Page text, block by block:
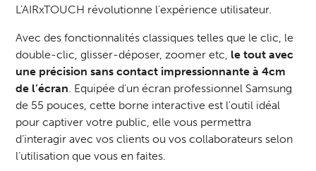
L'AIRxTOUCH révolutionne l'expérience utilisateur.
Avec des fonctionnalités classiques telles que le clic, le
double-clic, glisser-déposer, zoomer etc, le tout avec
une précision sans contact impressionnante à 4cm
de l’écran . Equipée d'un écran professionnel Samsung
de 55 pouces, cette borne interactive est l'outil idéal
pour captiver votre public, elle vous permettra
d’interagir avec vos clients ou vos collaborateurs selon
l’utilisation que vous en faites.